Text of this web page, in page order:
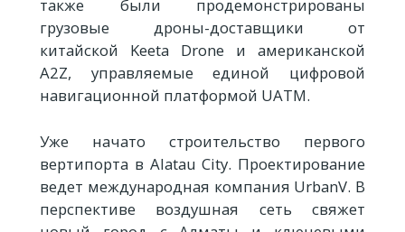
также были продемонстрированы
грузовые дроны-доставщики от
китайской Keeta Drone и американской
A2Z, управляемые единой цифровой
навигационной платформой UATM.
Уже начато строительство первого
вертипорта в Alatau City. Проектирование
ведет международная компания UrbanV. В
перспективе воздушная сеть свяжет